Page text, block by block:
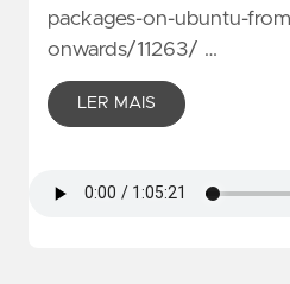
packages-on-ubuntu-
onwards/11263/ …
LER MAIS